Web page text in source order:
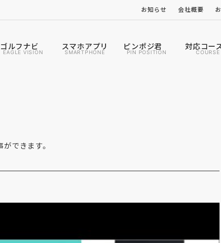
お知らせ 会社概要
ゴルフナビ
EAGLE VISION
スマホアプリ
SMARTPHONE
ピンポジ君
PIN POSITION
対応コー
COURSE
できます。